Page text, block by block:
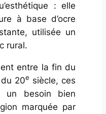
: elle
à base d’ocre
utilisée un
rural.
entre la fin du
20e siècle, ces
un besoin bien
marquée par